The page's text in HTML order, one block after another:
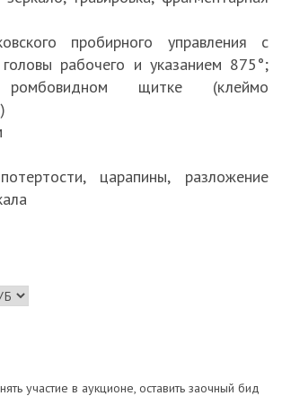
пробирного управления с
рабочего и указанием 875°;
щитке (клеймо
царапины, разложение
участие в аукционе, оставить заочный бид